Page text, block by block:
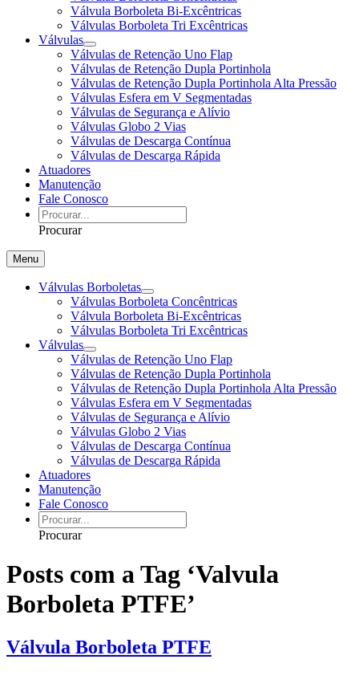
Válvula Borboleta Bi-Excêntricas
Válvulas Borboleta Tri Excêntricas
Válvulas
Válvulas de Retenção Uno Flap
Válvulas de Retenção Dupla Portinhola
Válvulas de Retenção Dupla Portinhola Alta Pressão
Válvulas Esfera em V Segmentadas
Válvulas de Segurança e Alívio
Válvulas Globo 2 Vias
Válvulas de Descarga Contínua
Válvulas de Descarga Rápida
Atuadores
Manutenção
Fale Conosco
Procurar
Menu
Válvulas Borboletas
Válvulas Borboleta Concêntricas
Válvula Borboleta Bi-Excêntricas
Válvulas Borboleta Tri Excêntricas
Válvulas
Válvulas de Retenção Uno Flap
Válvulas de Retenção Dupla Portinhola
Válvulas de Retenção Dupla Portinhola Alta Pressão
Válvulas Esfera em V Segmentadas
Válvulas de Segurança e Alívio
Válvulas Globo 2 Vias
Válvulas de Descarga Contínua
Válvulas de Descarga Rápida
Atuadores
Manutenção
Fale Conosco
Procurar
Posts com a Tag ‘Valvula
Borboleta PTFE’
Válvula Borboleta PTFE